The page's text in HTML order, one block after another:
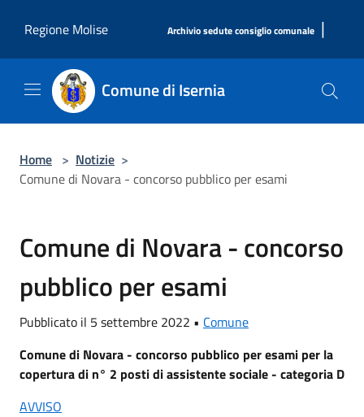
Regione Molise
Archivio sedute consiglio comunale |
Comune di Isernia
Home > Notizie >
Comune di Novara - concorso pubblico per esami
Comune di Novara - concorso
pubblico per esami
Pubblicato il 5 settembre 2022 • Comune
Comune di Novara - concorso pubblico per esami per la
copertura di n° 2 posti di assistente sociale - categoria D
AVVISO